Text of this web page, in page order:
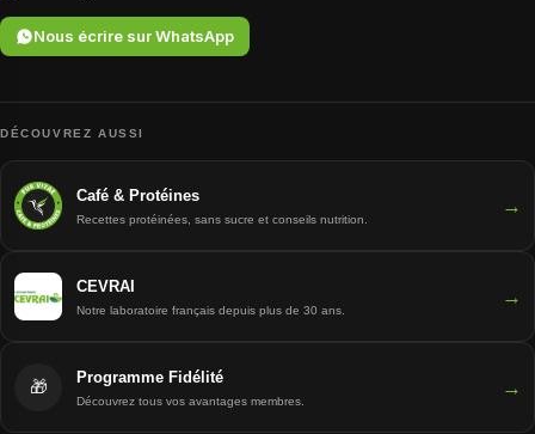
Nous écrire sur WhatsApp
DÉCOUVREZ AUSSI
Café & Protéines
Recettes protéinées, sans sucre et conseils nutrition.
→
CEVRAI
Notre laboratoire français depuis plus de 30 ans.
→
🎁 Programme Fidélité
Découvrez tous vos avantages membres.
→